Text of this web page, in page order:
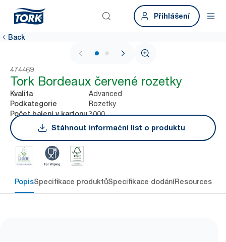
Přihlášení
Back
1 / 2
474469
Tork Bordeaux červené rozetky
Kvalita Advanced
Podkategorie Rozetky
Počet balení v kartonu3000
Stáhnout informační list o produktu
PopisSpecifikace produktůSpecifikace dodáníResources